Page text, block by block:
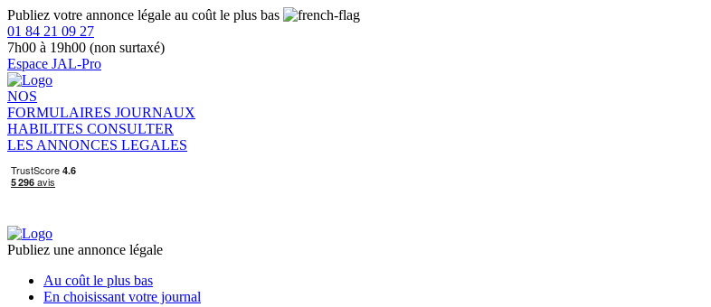
Publiez votre annonce légale au coût le plus bas
01 84 21 09 27
7h00 à 19h00 (non surtaxé)
Espace JAL-Pro
NOS
FORMULAIRES JOURNAUX
HABILITES CONSULTER
LES ANNONCES LEGALES
Publiez une annonce légale
Au coût le plus bas
En choisissant votre journal